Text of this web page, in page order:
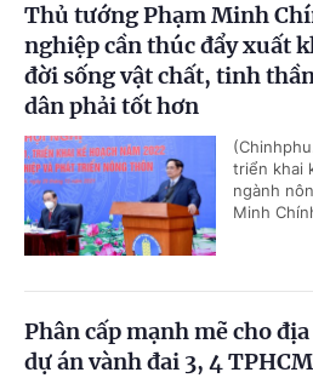
Thủ tướng Phạm Minh
nghiệp cần thúc đẩy xuất
đời sống vật chất, tinh
dân phải tốt hơn
triển khai
ngành
Minh
Phân cấp mạnh mẽ cho
dự án vành đai 3, 4 TPHCM